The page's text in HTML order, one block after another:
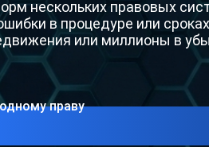
нескольких правовых
в процедуре или
или миллионы в
праву